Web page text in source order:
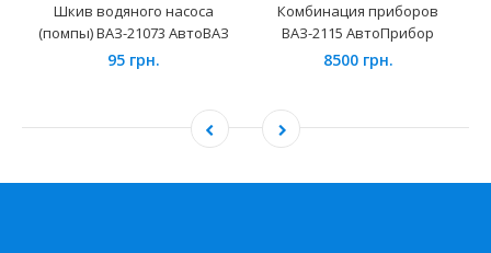
Шкив водяного насоса
(помпы) ВАЗ-21073 АвтоВАЗ
95 грн.
Комбинация приборов
ВАЗ-2115 АвтоПрибор
8500 грн.